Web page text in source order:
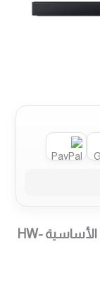
سامسونج جهاز الصوت من سلسلة C الأساسية HW-